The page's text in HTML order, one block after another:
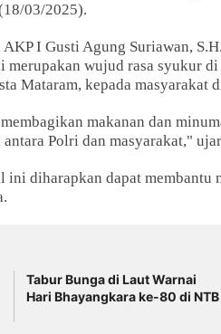
03/2025).
I Gusti Agung Suriawan,
wujud rasa syukur
Mataram, kepada masyarakat
makanan dan
Polri dan masyarakat,"
ini diharapkan dapat membantu
‎Tabur Bunga di Laut Warnai
Hari Bhayangkara ke-80 di NTB